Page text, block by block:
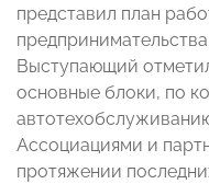
представил план
Выступающий
основные блоки, по
Ассоциациями и
протяжении